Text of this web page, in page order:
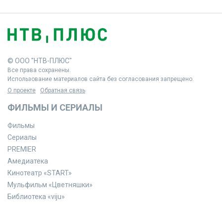
© ООО "НТВ-ПЛЮС"
Все права сохранены.
Использование материалов сайта без согласования запрещено.
О проекте
Обратная связь
ФИЛЬМЫ И СЕРИАЛЫ
Фильмы
Сериалы
PREMIER
Амедиатека
Кинотеатр «START»
Мульфильм «Цветняшки»
Библиотека «viju»